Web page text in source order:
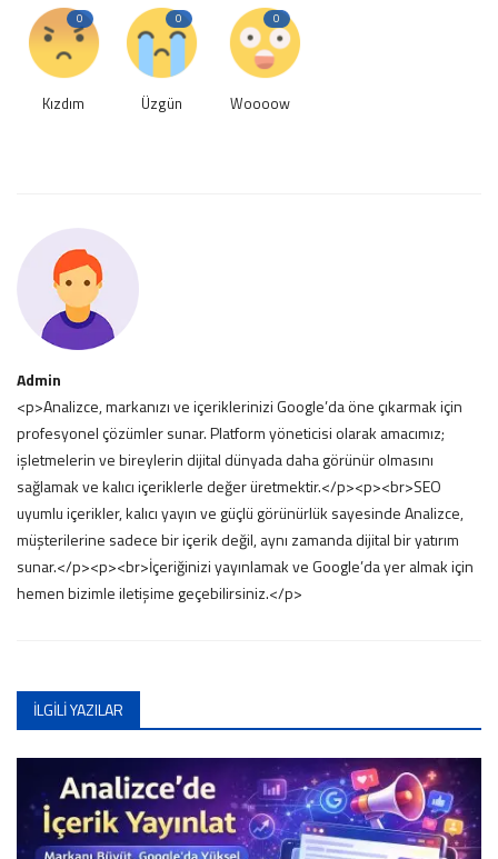
0
Kızdım
0
Üzgün
0
Woooow
Admin
<p>Analizce, markanızı ve içeriklerinizi Google’da öne çıkarmak için
profesyonel çözümler sunar. Platform yöneticisi olarak amacımız;
işletmelerin ve bireylerin dijital dünyada daha görünür olmasını
sağlamak ve kalıcı içeriklerle değer üretmektir.</p><p><br>SEO
uyumlu içerikler, kalıcı yayın ve güçlü görünürlük sayesinde Analizce,
müşterilerine sadece bir içerik değil, aynı zamanda dijital bir yatırım
sunar.</p><p><br>İçeriğinizi yayınlamak ve Google’da yer almak için
hemen bizimle iletişime geçebilirsiniz.</p>
İLGILI YAZILAR